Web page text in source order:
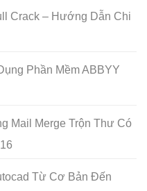
Crack – Hướng Dẫn Chi
Phần Mềm ABBYY
Mail Merge Trộn Thư Có
Từ Cơ Bản Đến